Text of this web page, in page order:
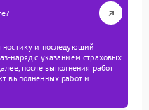
и последующий
наряд с указанием страховых
после выполнения работ
выполненных работ и